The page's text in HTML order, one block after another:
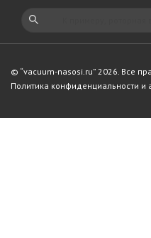
© “vacuum-nasosi.ru” 2026. Все
Политика конфиденциальности и